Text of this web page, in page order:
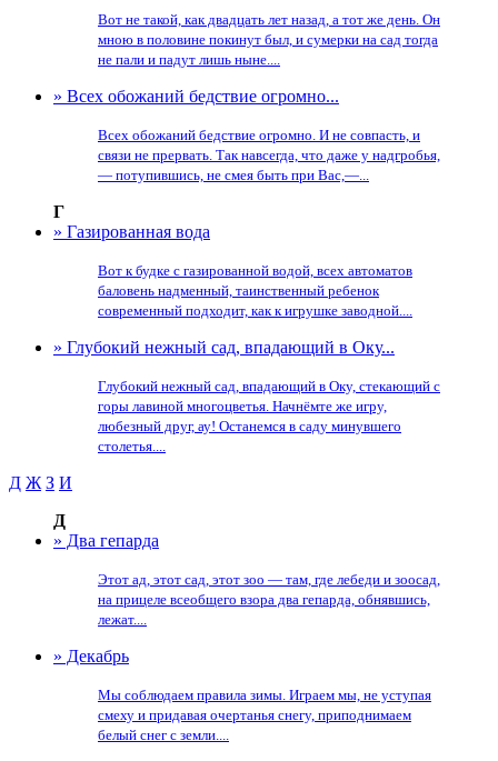
Вот не такой, как двадцать лет назад, а тот же день. Он
мною в половине покинут был, и сумерки на сад тогда
не пали и падут лишь ныне....
» Всех обожаний бедствие огромно...
Всех обожаний бедствие огромно. И не совпасть, и
связи не прервать. Так навсегда, что даже у надгробья,
— потупившись, не смея быть при Вас,—...
Г
» Газированная вода
Вот к будке с газированной водой, всех автоматов
баловень надменный, таинственный ребенок
современный подходит, как к игрушке заводной....
» Глубокий нежный сад, впадающий в Оку...
Глубокий нежный сад, впадающий в Оку, стекающий с
горы лавиной многоцветья. Начнёмте же игру,
любезный друг, ау! Останемся в саду минувшего
столетья....
Д Ж З И
Д
» Два гепарда
Этот ад, этот сад, этот зоо — там, где лебеди и зоосад,
на прицеле всеобщего взора два гепарда, обнявшись,
лежат....
» Декабрь
Мы соблюдаем правила зимы. Играем мы, не уступая
смеху и придавая очертанья снегу, приподнимаем
белый снег с земли....